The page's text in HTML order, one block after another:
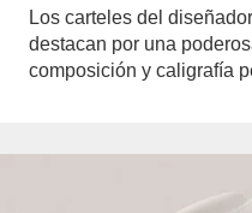
Los carteles del
destacan por una
composición y caligrafía